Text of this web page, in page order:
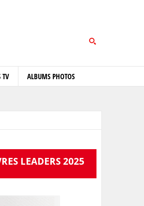
TV ALBUMS PHOTOS
LEADERS 2025